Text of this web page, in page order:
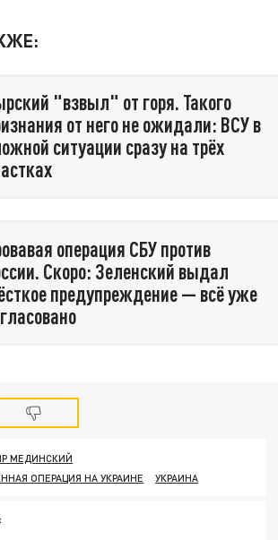
"взвыл" от горя. Такого
от него не ожидали: ВСУ в
ситуации сразу на трёх
операция СБУ против
Скоро: Зеленский выдал
предупреждение — всё уже
МЕДИНСКИЙ
ОПЕРАЦИЯ НА УКРАИНЕ
УКРАИНА